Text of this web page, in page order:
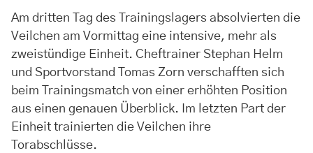
Am dritten Tag des Trainingslagers absolvierten die
Veilchen am Vormittag eine intensive, mehr als
zweistündige Einheit. Cheftrainer Stephan Helm
und Sportvorstand Tomas Zorn verschafften sich
beim Trainingsmatch von einer erhöhten Position
aus einen genauen Überblick. Im letzten Part der
Einheit trainierten die Veilchen ihre
Torabschlüsse.